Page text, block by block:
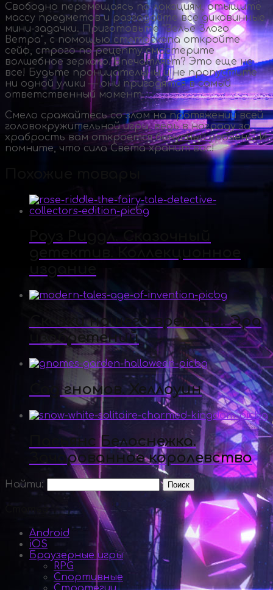
Свободно перемещаясь по локациям, отыщите
массу предметов и разгадайте все диковинные
мини-задачки. Приготовьте "Зелье Злого
Ветра", с помощью стетоскопа откройте
сейф, строго по рецепту смастерите
волшебное зеркало. Впечатляет? Это еще не
все! Будьте проницательны и не пропустите
ни одной улики — они пригодятся в самый
ответственный момент.
Смело сражайтесь со злом на протяжении всей
головокружительной игры, ведь в награду за
храбрость вам откроется бонусный уровень. И
помните, что сила Света хранит вас!
Сказки нашего времени. Эра
изобретений
Сад гномов. Хеллоуин
Пасьянс Белоснежка.
Зачарованное королевство
Найти:
Статьи
Android
iOS
Браузерные игры
RPG
Спортивные